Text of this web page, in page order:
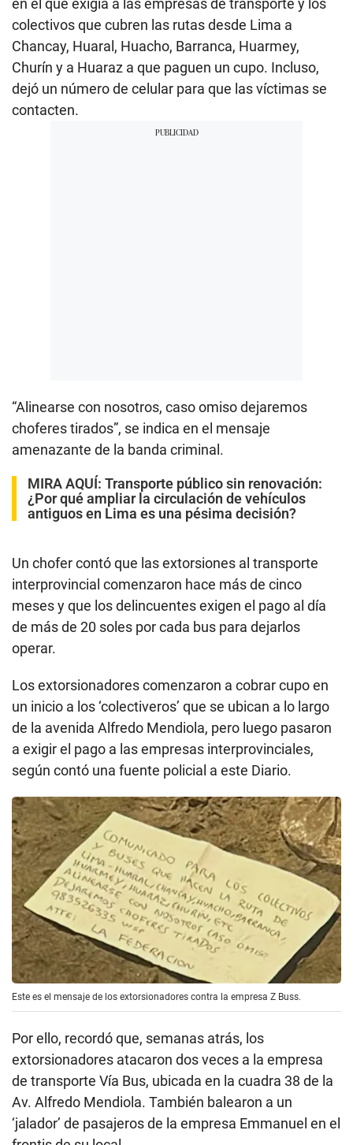
colectivos que cubren las rutas desde Lima a
Chancay, Huaral, Huacho, Barranca, Huarmey,
Churín y a Huaraz a que paguen un cupo. Incluso,
dejó un número de celular para que las víctimas se
contacten.
“Alinearse con nosotros, caso omiso dejaremos
choferes tirados”, se indica en el mensaje
amenazante de la banda criminal.
MIRA AQUÍ: Transporte público sin renovación:
¿Por qué ampliar la circulación de vehículos
antiguos en Lima es una pésima decisión?
Un chofer contó que las extorsiones al transporte
interprovincial comenzaron hace más de cinco
meses y que los delincuentes exigen el pago al día
de más de 20 soles por cada bus para dejarlos
operar.
Los extorsionadores comenzaron a cobrar cupo en
un inicio a los ‘colectiveros’ que se ubican a lo largo
de la avenida Alfredo Mendiola, pero luego pasaron
a exigir el pago a las empresas interprovinciales,
según contó una fuente policial a este Diario.
Este es el mensaje de los extorsionadores contra la empresa Z Buss.
Por ello, recordó que, semanas atrás, los
extorsionadores atacaron dos veces a la empresa
de transporte Vía Bus, ubicada en la cuadra 38 de la
Av. Alfredo Mendiola. También balearon a un
‘jalador’ de pasajeros de la empresa Emmanuel en el